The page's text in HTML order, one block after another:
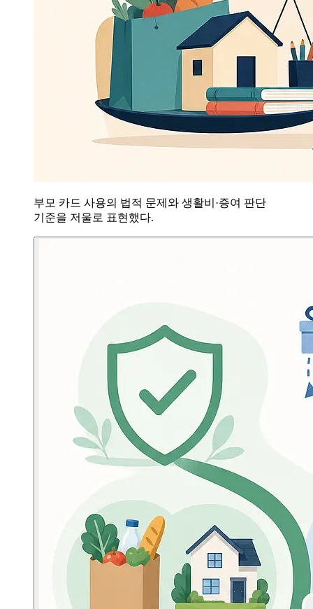
부모 카드 사용의 법적 문제와 생활비·증여 판단
기준을 저울로 표현했다.